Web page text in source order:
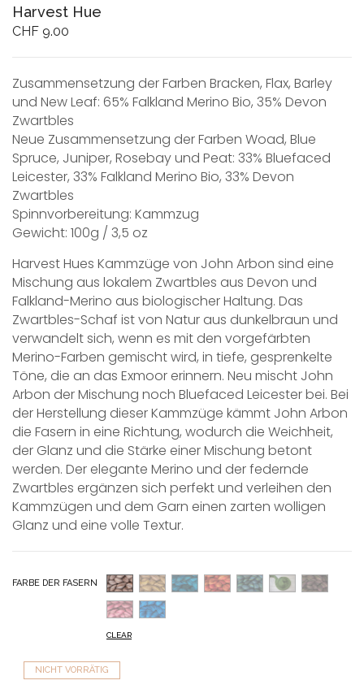
Harvest Hue
CHF 9.00
Zusammensetzung der Farben Bracken, Flax, Barley
und New Leaf: 65% Falkland Merino Bio, 35% Devon
Zwartbles
Neue Zusammensetzung der Farben Woad, Blue
Spruce, Juniper, Rosebay und Peat: 33% Bluefaced
Leicester, 33% Falkland Merino Bio, 33% Devon
Zwartbles
Spinnvorbereitung: Kammzug
Gewicht: 100g / 3,5 oz
Harvest Hues Kammzüge von John Arbon sind eine
Mischung aus lokalem Zwartbles aus Devon und
Falkland-Merino aus biologischer Haltung. Das
Zwartbles-Schaf ist von Natur aus dunkelbraun und
verwandelt sich, wenn es mit den vorgefärbten
Merino-Farben gemischt wird, in tiefe, gesprenkelte
Töne, die an das Exmoor erinnern. Neu mischt John
Arbon der Mischung noch Bluefaced Leicester bei. Bei
der Herstellung dieser Kammzüge kämmt John Arbon
die Fasern in eine Richtung, wodurch die Weichheit,
der Glanz und die Stärke einer Mischung betont
werden. Der elegante Merino und der federnde
Zwartbles ergänzen sich perfekt und verleihen den
Kammzügen und dem Garn einen zarten wolligen
Glanz und eine volle Textur.
FARBE DER FASERN
CLEAR
NICHT VORRÄTIG